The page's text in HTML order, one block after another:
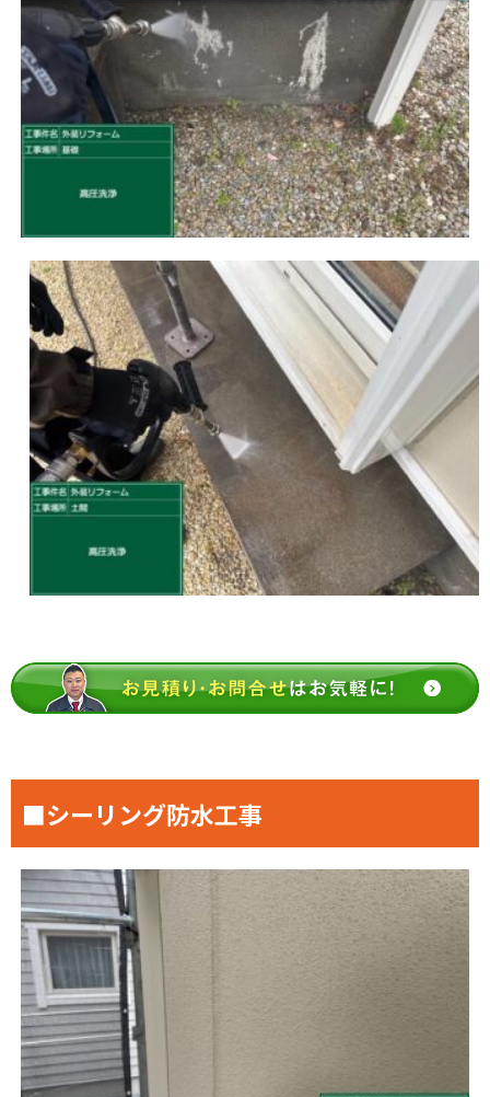
■シーリング防水工事